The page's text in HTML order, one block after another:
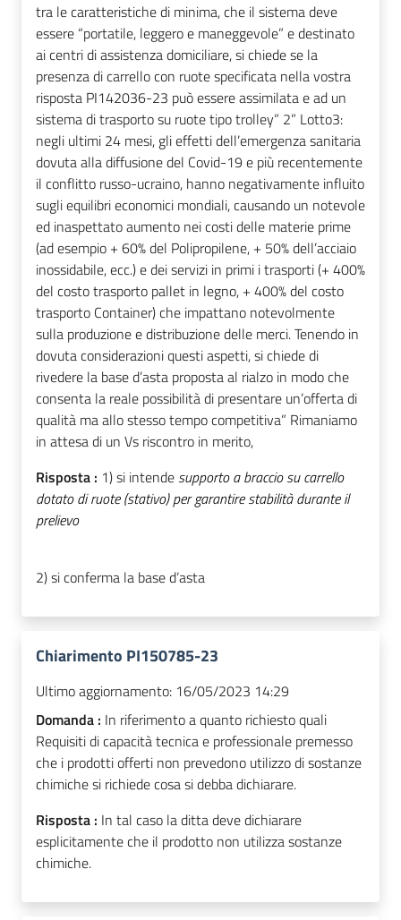
tra le caratteristiche di minima, che il sistema deve
essere “portatile, leggero e maneggevole” e destinato
ai centri di assistenza domiciliare, si chiede se la
presenza di carrello con ruote specificata nella vostra
risposta PI142036-23 può essere assimilata e ad un
sistema di trasporto su ruote tipo trolley” 2” Lotto3:
negli ultimi 24 mesi, gli effetti dell’emergenza sanitaria
dovuta alla diffusione del Covid-19 e più recentemente
il conflitto russo-ucraino, hanno negativamente influito
sugli equilibri economici mondiali, causando un notevole
ed inaspettato aumento nei costi delle materie prime
(ad esempio + 60% del Polipropilene, + 50% dell’acciaio
inossidabile, ecc.) e dei servizi in primi i trasporti (+ 400%
del costo trasporto pallet in legno, + 400% del costo
trasporto Container) che impattano notevolmente
sulla produzione e distribuzione delle merci. Tenendo in
dovuta considerazioni questi aspetti, si chiede di
rivedere la base d’asta proposta al rialzo in modo che
consenta la reale possibilità di presentare un’offerta di
qualità ma allo stesso tempo competitiva” Rimaniamo
in attesa di un Vs riscontro in merito,
Risposta : 1) si intende supporto a braccio su carrello
dotato di ruote (stativo) per garantire stabilità durante il
prelievo
2) si conferma la base d’asta
Chiarimento PI150785-23
Ultimo aggiornamento: 16/05/2023 14:29
Domanda : In riferimento a quanto richiesto quali
Requisiti di capacità tecnica e professionale premesso
che i prodotti offerti non prevedono utilizzo di sostanze
chimiche si richiede cosa si debba dichiarare.
Risposta : In tal caso la ditta deve dichiarare
esplicitamente che il prodotto non utilizza sostanze
chimiche.